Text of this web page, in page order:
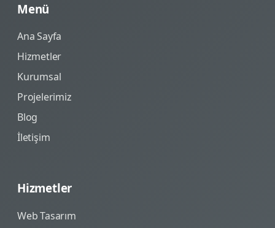
Menü
Ana Sayfa
Hizmetler
Kurumsal
Projelerimiz
Blog
İletişim
Hizmetler
Web Tasarım